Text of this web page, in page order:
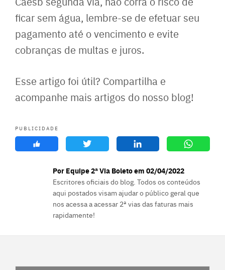
ficar sem água, lembre-se de efetuar seu
pagamento até o vencimento e evite
cobranças de multas e juros.
Esse artigo foi útil? Compartilha e
acompanhe mais artigos do nosso blog!
PUBLICIDADE
Por Equipe 2ª Via Boleto em 02/04/2022
Escritores oficiais do blog. Todos os conteúdos
aqui postados visam ajudar o público geral que
nos acessa a acessar 2ª vias das faturas mais
rapidamente!